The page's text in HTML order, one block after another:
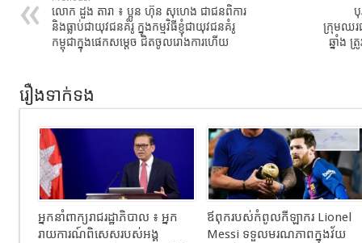
លោក ដួង តារា ៖ ប្អូន ហ៊ុន សុហេង ជាជនពិការ
និងធ្លាប់ជាយុវជនគំរូ ក្នុងកម្មវិធីខ្ញុំជាយុវជនគំរូ
កម្ពុជាក្នុងផេកសម្តេច ជិតចូលរោងការហើយ
ក្រុមឈរជ
ឆ្នាំង
រឿងទាក់ទង
អ្នកនាំពាក្យរាជរដ្ឋាភិបាល ៖ អ្នក
រាយការណ៍ពិសេសរបស់អង្គ
ឪពុករបស់កំពូលកីឡាករ Lionel
Messi ទទួលមរណភាពក្នុងវ័យ